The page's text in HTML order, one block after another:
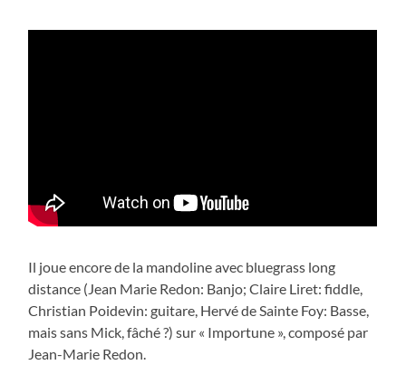
Il joue encore de la mandoline avec bluegrass long
distance (Jean Marie Redon: Banjo; Claire Liret: fiddle,
Christian Poidevin: guitare, Hervé de Sainte Foy: Basse,
mais sans Mick, fâché ?) sur « Importune », composé par
Jean-Marie Redon.